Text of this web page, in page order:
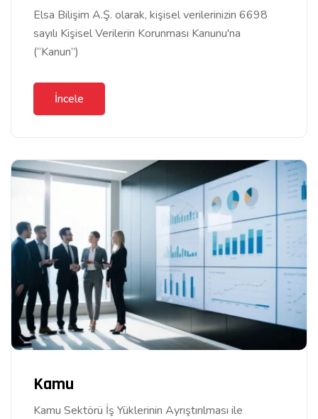
Elsa Bilişim A.Ş. olarak, kişisel verilerinizin 6698
sayılı Kişisel Verilerin Korunması Kanunu'na
(“Kanun”)
İncele
Kamu
Kamu Sektörü İş Yüklerinin Ayrıştırılması ile